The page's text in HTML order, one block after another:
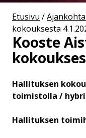
Etusivu /
kokouksesta
Kooste
Hallituksen
toimistolla /
Hallituksen